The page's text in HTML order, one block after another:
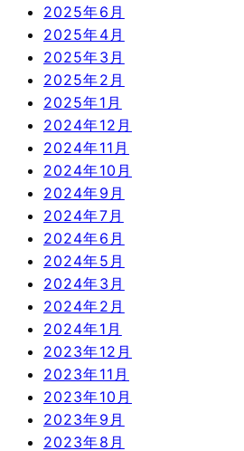
2025年6月
2025年4月
2025年3月
2025年2月
2025年1月
2024年12月
2024年11月
2024年10月
2024年9月
2024年7月
2024年6月
2024年5月
2024年3月
2024年2月
2024年1月
2023年12月
2023年11月
2023年10月
2023年9月
2023年8月